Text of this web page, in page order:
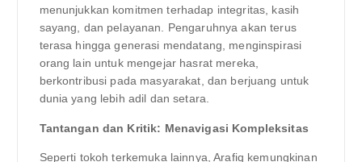
menunjukkan komitmen terhadap integritas, kasih
sayang, dan pelayanan. Pengaruhnya akan terus
terasa hingga generasi mendatang, menginspirasi
orang lain untuk mengejar hasrat mereka,
berkontribusi pada masyarakat, dan berjuang untuk
dunia yang lebih adil dan setara.
Tantangan dan Kritik: Menavigasi Kompleksitas
Seperti tokoh terkemuka lainnya, Arafiq kemungkinan